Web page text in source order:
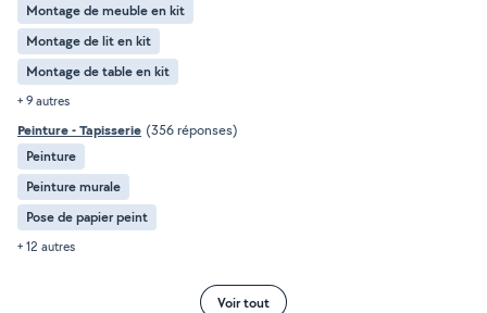
Montage de meuble en kit
Montage de lit en kit
Montage de table en kit
+ 9 autres
Peinture - Tapisserie (356 réponses)
Peinture
Peinture murale
Pose de papier peint
+ 12 autres
Voir tout